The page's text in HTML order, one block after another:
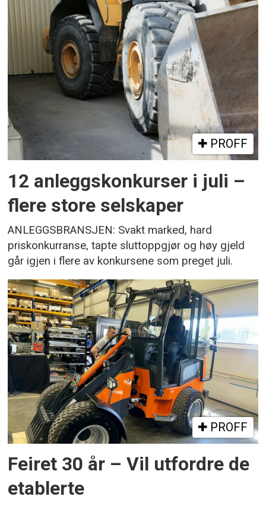
PROFF
12 anleggskonkurser i juli –
flere store selskaper
ANLEGGSBRANSJEN: Svakt marked, hard
priskonkurranse, tapte sluttoppgjør og høy gjeld
går igjen i flere av konkursene som preget juli.
PROFF
Feiret 30 år – Vil utfordre de
etablerte